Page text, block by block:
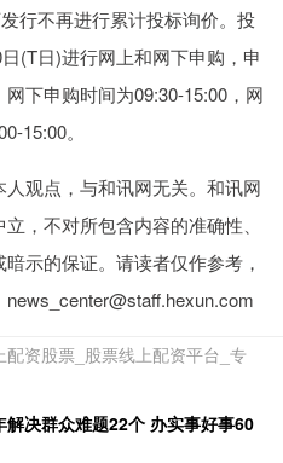
行不再进行累计投标询价。投
(T日)进行网上和网下申购，申
下申购时间为09:30-15:00，网
15:00。
人观点，与和讯网无关。和讯网
，不对所包含内容的准确性、
示的保证。请读者仅作参考，
资股票_股票线上配资平台_专
决群众难题22个 办实事好事60